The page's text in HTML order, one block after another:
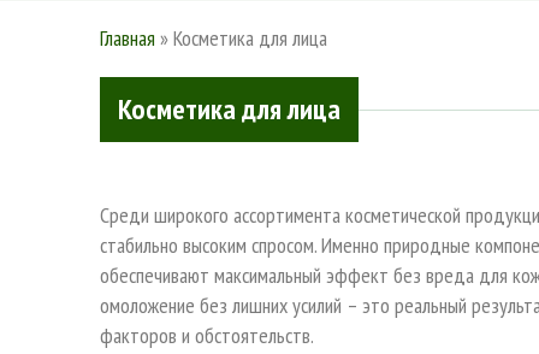
Главная »Косметика для лица
Косметика для лица
Среди широкого ассортимента косметической
стабильно высоким спросом. Именно природные
обеспечивают максимальный эффект без вреда для
омоложение без лишних усилий – это реальный
факторов и обстоятельств.